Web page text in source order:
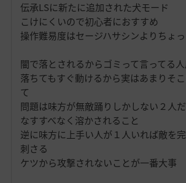
伝承LSに新たに追加された犬モード
こけにくいので初心者におすすめ
操作難易度はセージハサシンよりちょ
闇で落とされるからゴミって言ってる
落ちてもすぐ動けるから実はあまりそ
て
問題は味方が無敵踊りしかしない２人
なすすべなく溶かされること
逆に味方に上手い人が１人いれば敵を
刺さる
ケツから攻撃されないことが一番大事